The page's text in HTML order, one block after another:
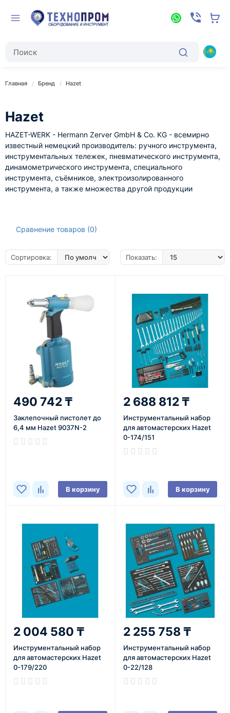
Главная Бренд Hazet
Hazet
HAZET-WERK - Hermann Zerver GmbH & Co. KG - всемирно
известный немецкий производитель: ручного инструмента,
инструментальных тележек, пневматического инструмента,
динамометрического инструмента, специального
инструмента, съёмников, электроизолированного
инструмента, а также множества другой продукции
Сравнение товаров (0)
Сортировка: Показать:
490 742 ₸
Заклепочный пистолет до
6,4 мм Hazet 9037N-2
В корзину
2 688 812 ₸
Инструментальный набор
для автомастерских Hazet
0-174/151
В корзину
2 004 580 ₸
Инструментальный набор
для автомастерских Hazet
0-179/220
2 255 758 ₸
Инструментальный набор
для автомастерских Hazet
0-22/128